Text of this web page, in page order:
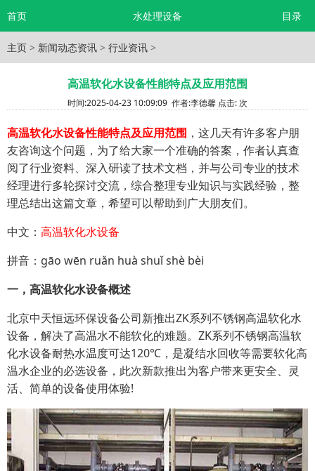
首页 水处理设备 目录
主页 > 新闻动态资讯 > 行业资讯 >
高温软化水设备性能特点及应用范围
时间:2025-04-23 10:09:09 作者:李德馨 点击: 次
高温软化水设备性能特点及应用范围 ，这几天有许多客户朋
友咨询这个问题，为了给大家一个准确的答案，作者认真查
阅了行业资料、深入研读了技术文档，并与公司专业的技术
经理进行多轮探讨交流，综合整理专业知识与实践经验，整
理总结出这篇文章，希望可以帮助到广大朋友们。
中文： 高温软化水设备
拼音：gāo wēn ruǎn huà shuǐ shè bèi
一，高温软化水设备概述
北京中天恒远环保设备公司新推出ZK系列不锈钢高温软化水
设备，解决了高温水不能软化的难题。ZK系列不锈钢高温软
化水设备耐热水温度可达120℃，是凝结水回收等需要软化高
温水企业的必选设备，此次新款推出为客户带来更安全、灵
活、简单的设备使用体验!